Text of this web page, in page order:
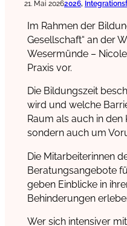
21. Mai 20262026,
Im Rahmen der
Gesellschaft“ an der
Wesermünde –
Praxis vor.
Die Bildungszeit
wird und welche
Raum als auch in
sondern auch um
Die Mitarbeiterinnen
Beratungsangebote
geben Einblicke in
Behinderungen
Wer sich intensiver